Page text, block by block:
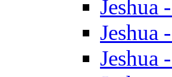
Jeshua
Jeshua
Jeshua